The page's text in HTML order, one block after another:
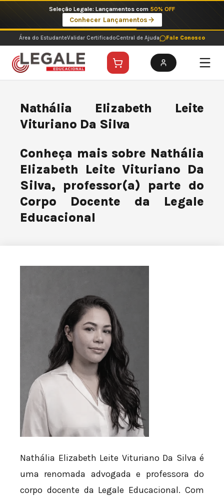
o
conteúdo
Seleção Legale: Lançamentos com 50% OFF
Conhecer Lançamentos
Área do EstudanteValidar CertificadoCentral de Ajuda Fale Conosco
Nathália Elizabeth Leite
Vituriano Da Silva
Conheça mais sobre Nathália
Elizabeth Leite Vituriano Da
Silva, professor(a) parte do
Corpo Docente da Legale
Educacional
Nathália Elizabeth Leite Vituriano Da Silva é
uma renomada advogada e professora do
corpo docente da Legale Educacional. Com